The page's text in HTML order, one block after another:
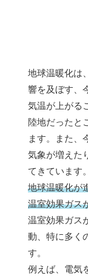
地球温暖化は
響を及ぼす、
気温が上がる
陸地だったと
ます。また、
気象が増えた
てきています。
地球温暖化が
温室効果ガス
温室効果ガス
動、特に多く
す。
例えば、電気